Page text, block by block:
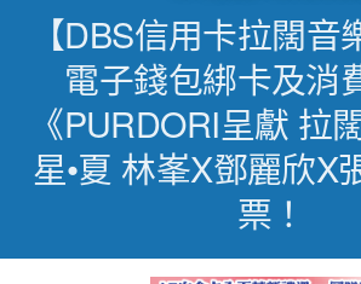
【DBS信用卡拉闊音
電子錢包綁卡及消
《PURDORI呈獻 拉
星•夏 林峯x鄧麗欣x
票！